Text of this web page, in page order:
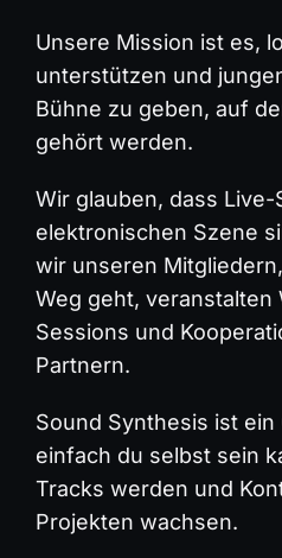
Unsere Mission ist es,
unterstützen und
Bühne zu geben, auf
gehört werden.
Wir glauben, dass
elektronischen Szene
wir unseren
Weg geht, veranstalten
Sessions und
Partnern.
Sound Synthesis ist ein
einfach du selbst sein
Tracks werden und
Projekten wachsen.